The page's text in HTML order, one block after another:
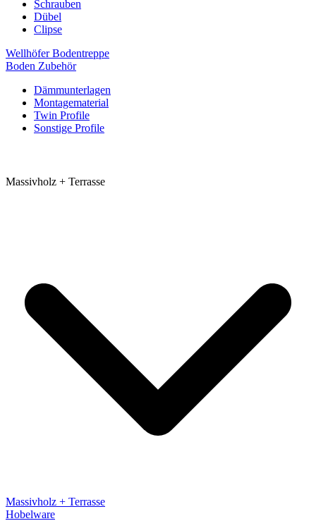
Schrauben
Dübel
Clipse
Wellhöfer Bodentreppe
Boden Zubehör
Dämmunterlagen
Montagematerial
Twin Profile
Sonstige Profile
Massivholz + Terrasse
Massivholz + Terrasse
Hobelware